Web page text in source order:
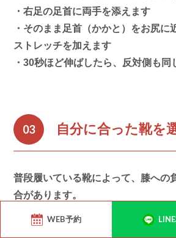
WEB予約
・右足の足首に両手を添えます
・そのまま足首（かかと）をお尻に
ストレッチを加えます
・30秒ほど伸ばしたら、反対側も同
03 自分に合った靴を
普段履いている靴によって、膝への
合があります。
次のポイントに気をつけ、靴を一度
う。